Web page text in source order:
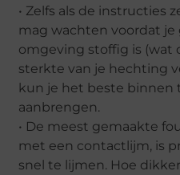
• Zelfs als de instructies
mag wachten voordat je
omgeving stoffig is (wat
sterkte van je hechting
kun je het beste binnen
aanbrengen.
• De meest gemaakte
met een contactlijm, is
snel te lijmen. Hoe